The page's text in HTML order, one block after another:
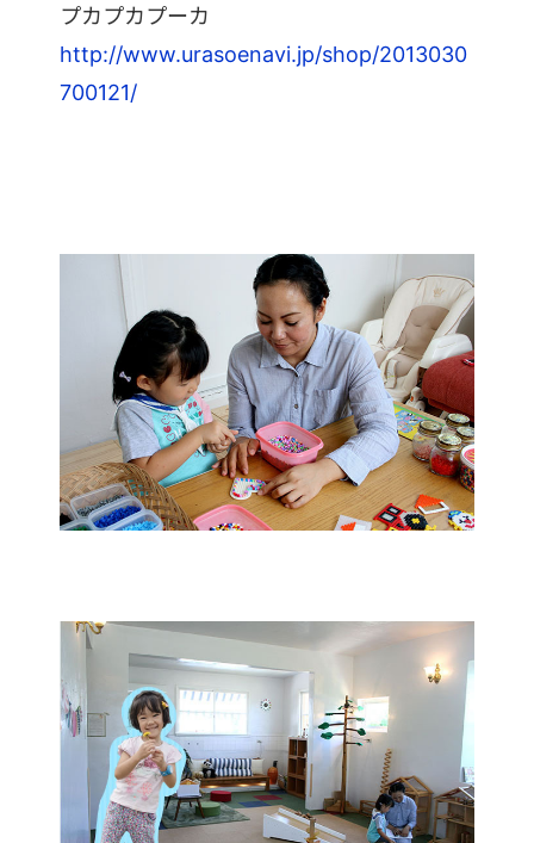
プカプカプーカ
http://www.urasoenavi.jp/shop/2013030
700121/